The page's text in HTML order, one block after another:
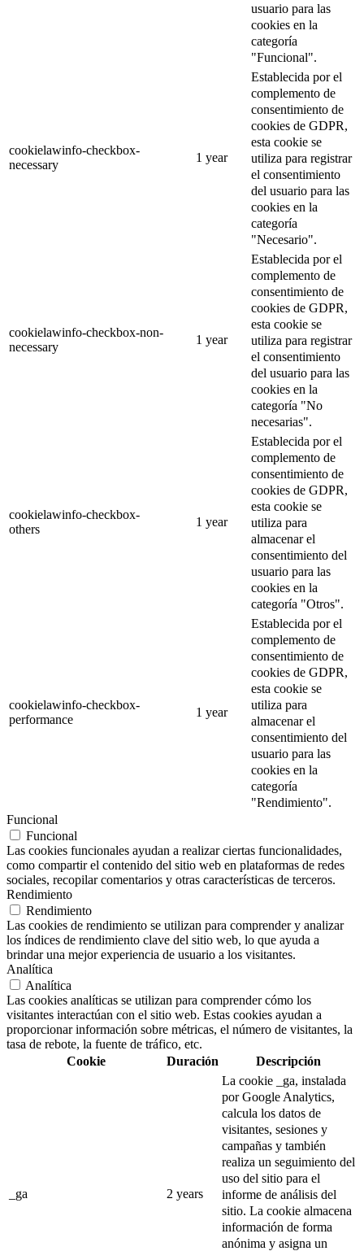
usuario para las
cookies en la
categoría
"Funcional".
cookielawinfo-checkbox-
necessary
1 year
Establecida por el
complemento de
consentimiento de
cookies de GDPR,
esta cookie se
utiliza para registrar
el consentimiento
del usuario para las
cookies en la
categoría
"Necesario".
cookielawinfo-checkbox-non-
necessary
1 year
Establecida por el
complemento de
consentimiento de
cookies de GDPR,
esta cookie se
utiliza para registrar
el consentimiento
del usuario para las
cookies en la
categoría "No
necesarias".
cookielawinfo-checkbox-
others
1 year
Establecida por el
complemento de
consentimiento de
cookies de GDPR,
esta cookie se
utiliza para
almacenar el
consentimiento del
usuario para las
cookies en la
categoría "Otros".
cookielawinfo-checkbox-
performance
1 year
Establecida por el
complemento de
consentimiento de
cookies de GDPR,
esta cookie se
utiliza para
almacenar el
consentimiento del
usuario para las
cookies en la
categoría
"Rendimiento".
Funcional
Funcional
Las cookies funcionales ayudan a realizar ciertas funcionalidades,
como compartir el contenido del sitio web en plataformas de redes
sociales, recopilar comentarios y otras características de terceros.
Rendimiento
Rendimiento
Las cookies de rendimiento se utilizan para comprender y analizar
los índices de rendimiento clave del sitio web, lo que ayuda a
brindar una mejor experiencia de usuario a los visitantes.
Analítica
Analítica
Las cookies analíticas se utilizan para comprender cómo los
visitantes interactúan con el sitio web. Estas cookies ayudan a
proporcionar información sobre métricas, el número de visitantes, la
tasa de rebote, la fuente de tráfico, etc.
Cookie
Duración Descripción
_ga 2 years
La cookie _ga, instalada
por Google Analytics,
calcula los datos de
visitantes, sesiones y
campañas y también
realiza un seguimiento del
uso del sitio para el
informe de análisis del
sitio. La cookie almacena
información de forma
anónima y asigna un